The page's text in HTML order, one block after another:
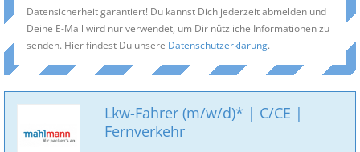
Datensicherheit garantiert! Du kannst Dich jederzeit abmelden und
Deine E-Mail wird nur verwendet, um Dir nützliche Informationen zu
senden. Hier findest Du unsere Datenschutzerklärung.
Lkw-Fahrer (m/w/d)* | C/CE |
Fernverkehr